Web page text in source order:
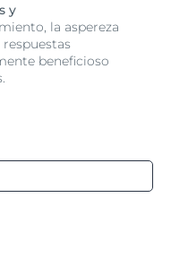
y
la aspereza
beneficioso